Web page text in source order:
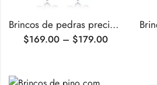
Brincos de pedras preciosas cultivadas em laboratório com corte redondo de 2,95 quilates
$169.00 – $179.00